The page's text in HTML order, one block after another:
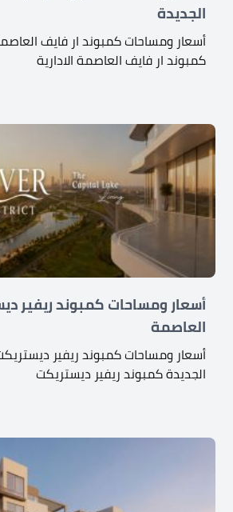
الجديدة
أسعار ومساحات كمبوند ار فايف
كمبوند ار فايف العاصمة الادارية
أسعار ومساحات كمبوند ريفير
العاصمة
أسعار ومساحات كمبوند ريفير
الجديدة كمبوند ريفير ديستريكت